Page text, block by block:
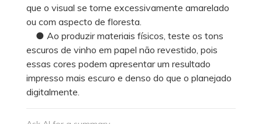
que o visual se torne excessivamente amarelado
ou com aspecto de floresta.
● Ao produzir materiais físicos, teste os tons
escuros de vinho em papel não revestido, pois
essas cores podem apresentar um resultado
impresso mais escuro e denso do que o planejado
digitalmente.